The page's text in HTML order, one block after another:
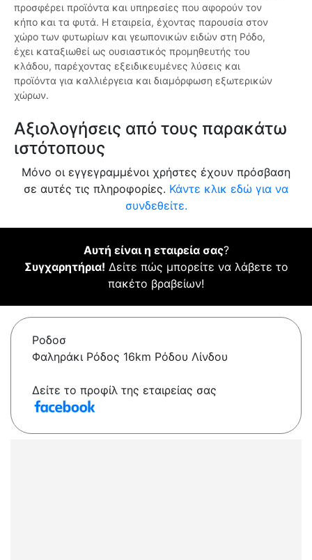
προσφέρει προϊόντα και υπηρεσίες που αφορούν τον
κήπο και τα φυτά. Η εταιρεία, έχοντας παρουσία στον
χώρο των φυτωρίων και γεωπονικών ειδών στη Ρόδο,
έχει καταξιωθεί ως ουσιαστικός προμηθευτής του
κλάδου, παρέχοντας εξειδικευμένες λύσεις και
προϊόντα για καλλιέργεια και διαμόρφωση εξωτερικών
χώρων.
Αξιολογήσεις από τους παρακάτω
ιστότοπους
Μόνο οι εγγεγραμμένοι χρήστες έχουν πρόσβαση
σε αυτές τις πληροφορίες. Κάντε κλικ εδώ για να
συνδεθείτε.
Αυτή είναι η εταιρεία σας?
Συγχαρητήρια! Δείτε πώς μπορείτε να λάβετε το
πακέτο βραβείων!
Ροδοσ
Φαληράκι Ρόδος 16km Ρόδου Λίνδου
Δείτε το προφίλ της εταιρείας σας